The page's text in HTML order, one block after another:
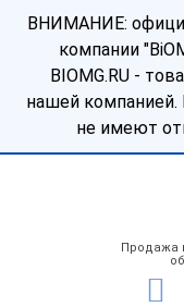
ВНИМАНИЕ:
компании
BIOMG.RU -
нашей
не имеют
Продажа